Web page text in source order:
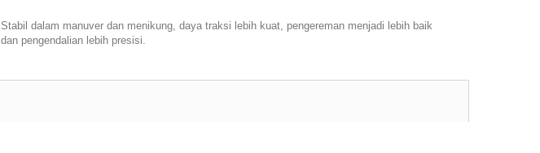
Stabil dalam manuver dan menikung, daya traksi lebih kuat, pengereman menjadi lebih baik
dan pengendalian lebih presisi.